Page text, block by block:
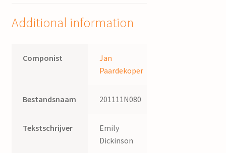
Additional information
Componist
Jan
Paardekoper
Bestandsnaam 201111N080
Tekstschrijver
Emily
Dickinson